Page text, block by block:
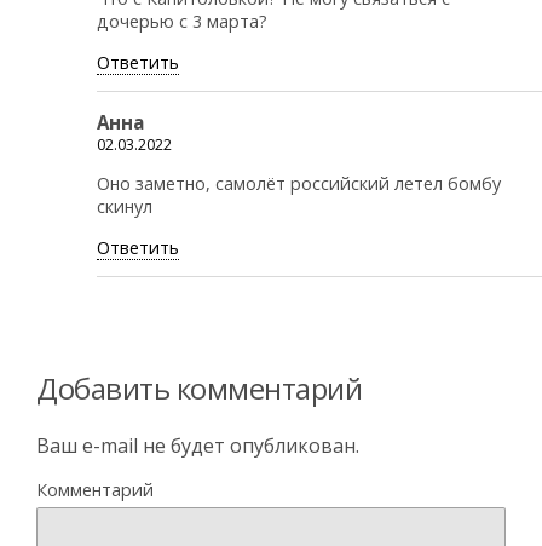
дочерью с 3 марта?
Ответить
Анна
02.03.2022
Оно заметно, самолёт российский летел бомбу
скинул
Ответить
Добавить комментарий
Ваш e-mail не будет опубликован.
Комментарий